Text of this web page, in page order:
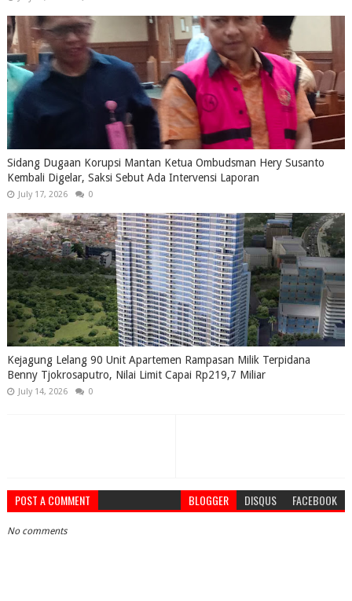
Sidang Dugaan Korupsi Mantan Ketua Ombudsman Hery Susanto
Kembali Digelar, Saksi Sebut Ada Intervensi Laporan
July 17, 2026 0
Kejagung Lelang 90 Unit Apartemen Rampasan Milik Terpidana
Benny Tjokrosaputro, Nilai Limit Capai Rp219,7 Miliar
July 14, 2026 0
POST A COMMENT BLOGGER DISQUS FACEBOOK
No comments